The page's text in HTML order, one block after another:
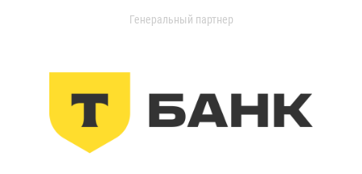
Генеральный партнер